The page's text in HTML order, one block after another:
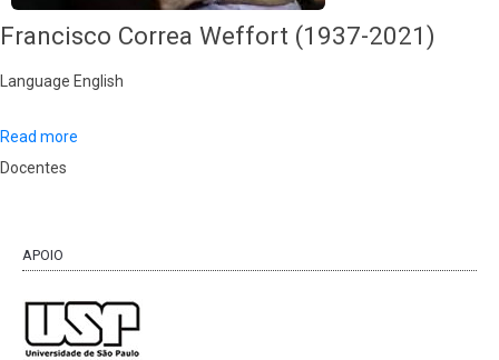
Francisco Correa Weffort (1937-2021)
Language English
Read more
Docentes
APOIO